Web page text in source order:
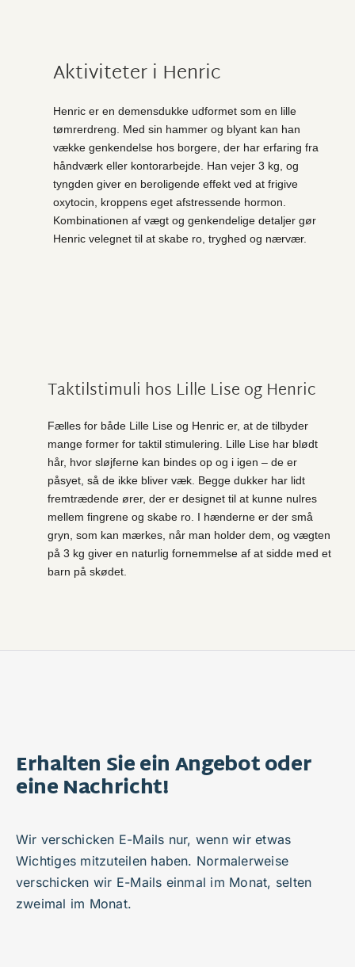
Aktiviteter i Henric
Henric er en demensdukke udformet som en lille
tømrerdreng. Med sin hammer og blyant kan han
vække genkendelse hos borgere, der har erfaring fra
håndværk eller kontorarbejde. Han vejer 3 kg, og
tyngden giver en beroligende effekt ved at frigive
oxytocin, kroppens eget afstressende hormon.
Kombinationen af vægt og genkendelige detaljer gør
Henric velegnet til at skabe ro, tryghed og nærvær.
Taktilstimuli hos Lille Lise og Henric
Fælles for både Lille Lise og Henric er, at de tilbyder
mange former for taktil stimulering. Lille Lise har blødt
hår, hvor sløjferne kan bindes op og i igen – de er
påsyet, så de ikke bliver væk. Begge dukker har lidt
fremtrædende ører, der er designet til at kunne nulres
mellem fingrene og skabe ro. I hænderne er der små
gryn, som kan mærkes, når man holder dem, og vægten
på 3 kg giver en naturlig fornemmelse af at sidde med et
barn på skødet.
Erhalten Sie ein Angebot oder
eine Nachricht!
Wir verschicken E-Mails nur, wenn wir etwas
Wichtiges mitzuteilen haben. Normalerweise
verschicken wir E-Mails einmal im Monat, selten
zweimal im Monat.